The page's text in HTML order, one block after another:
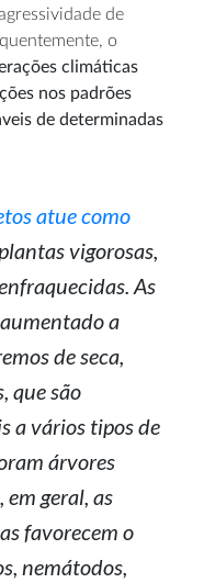
de
o
climáticas
nos padrões
de determinadas
atue como
vigorosas,
As
a
de seca,
que são
a vários tipos de
árvores
geral, as
favorecem o
nemátodos,